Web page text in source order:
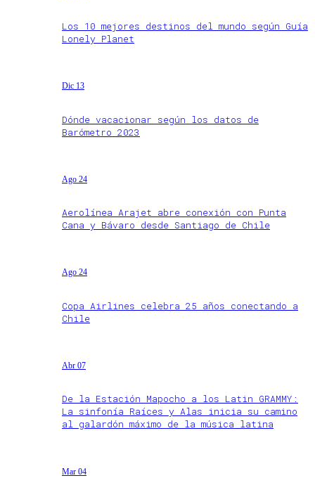
Los 10 mejores destinos del mundo según Guía
Lonely Planet
Dic 13
Dónde vacacionar según los datos de
Barómetro 2023
Ago 24
Aerolínea Arajet abre conexión con Punta
Cana y Bávaro desde Santiago de Chile
Ago 24
Copa Airlines celebra 25 años conectando a
Chile
Abr 07
De la Estación Mapocho a los Latin GRAMMY:
La sinfonía Raíces y Alas inicia su camino
al galardón máximo de la música latina
Mar 04